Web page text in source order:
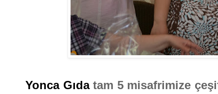
Yonca Gıdatam 5 misafrimize